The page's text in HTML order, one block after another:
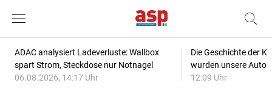
ADAC analysiert Ladeverluste: Wallbox
spart Strom, Steckdose nur Notnagel
06.08.2026, 14:17 Uhr
Die Geschichte der
wurden unsere
12:09 Uhr